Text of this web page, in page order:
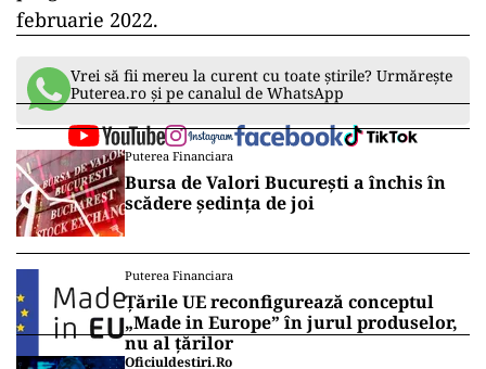
februarie 2022.
Vrei să fii mereu la curent cu toate știrile? Urmărește
Puterea.ro și pe canalul de WhatsApp
Puterea Financiara
Bursa de Valori București a închis în
scădere ședința de joi
Puterea Financiara
Țările UE reconfigurează conceptul
„Made in Europe” în jurul produselor,
nu al țărilor
Oficiuldestiri.ro